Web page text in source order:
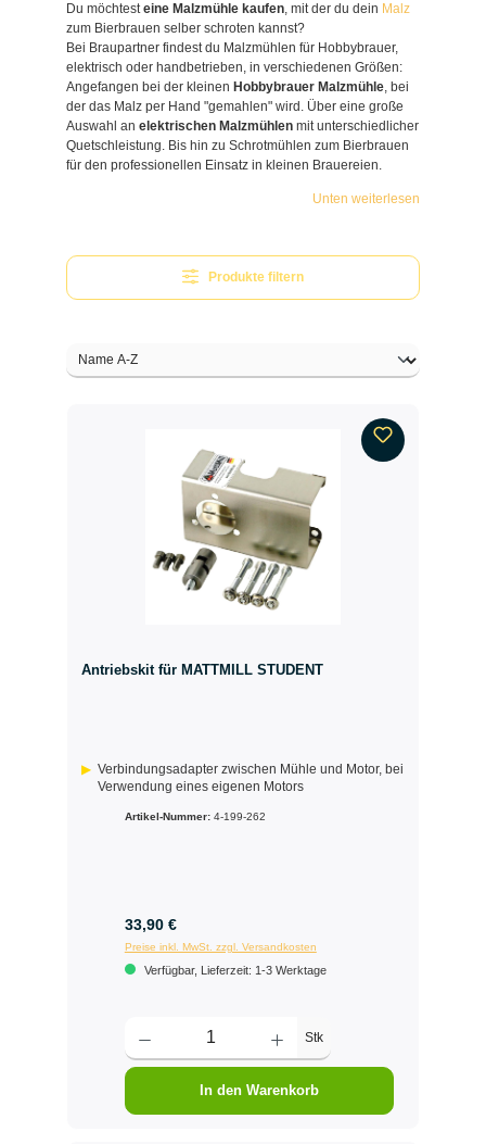
Du möchtesteine Malzmühle kaufen, mit der du dein Malz
zum Bierbrauen selber schroten kannst?
Bei Braupartner findest du Malzmühlen für Hobbybrauer,
elektrisch oder handbetrieben, in verschiedenen Größen:
Angefangen bei der kleinen Hobbybrauer Malzmühle, bei
der das Malz per Hand "gemahlen" wird. Über eine große
Auswahl an elektrischen Malzmühlen mit unterschiedlicher
Quetschleistung. Bis hin zu Schrotmühlen zum Bierbrauen
für den professionellen Einsatz in kleinen Brauereien.
Unten weiterlesen
Produkte filtern
Antriebskit für MATTMILL STUDENT
Verbindungsadapter zwischen Mühle und Motor, bei
Verwendung eines eigenen Motors
Artikel-Nummer: 4-199-262
33,90 €
Preise inkl. MwSt. zzgl. Versandkosten
Verfügbar, Lieferzeit: 1-3 Werktage
Stk
In den Warenkorb